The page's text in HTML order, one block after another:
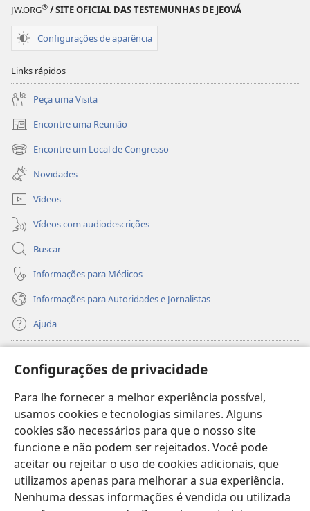
Configurações de privacidade
Para lhe fornecer a melhor experiência possível,
usamos cookies e tecnologias similares. Alguns
cookies são necessários para que o nosso site
funcione e não podem ser rejeitados. Você pode
aceitar ou rejeitar o uso de cookies adicionais, que
utilizamos apenas para melhorar a sua experiência.
Nenhuma dessas informações é vendida ou utilizada
da
Bíblia
Seja
de
Sua
Vida!
de
Sua
Vida!
JW.ORG® / SITE OFICIAL DAS TESTEMUNHAS DE JEOVÁ
Configurações de aparência
Links rápidos
Peça uma Visita
Encontre uma Reunião
(abre
nova
janela)
Encontre um Local de Congresso
(abre
nova
janela)
Novidades
Vídeos
Vídeos com audiodescrições
Buscar
Informações para Médicos
Informações para Autoridades e Jornalistas
Ajuda
(abre
nova
janela)
Biblioteca On-line da Torre de Vigia™
(abre
nova
janela)JW Hub
(abre
nova
janela)JW Library
Watchtower Library